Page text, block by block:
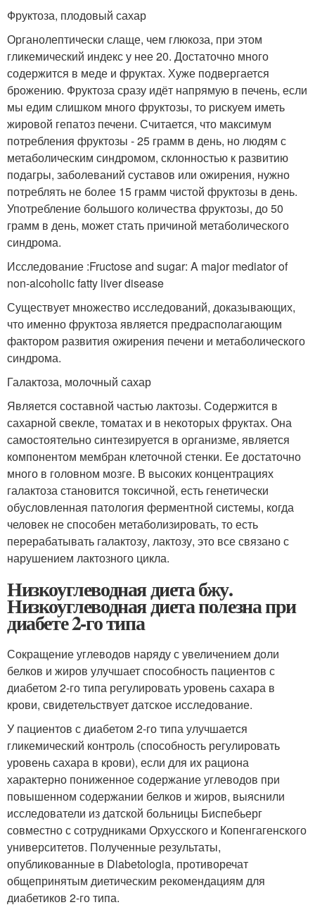
Фруктоза, плодовый сахар
Органолептически слаще, чем глюкоза, при этом
гликемический индекс у нее 20. Достаточно много
содержится в меде и фруктах. Хуже подвергается
брожению. Фруктоза сразу идёт напрямую в печень, если
мы едим слишком много фруктозы, то рискуем иметь
жировой гепатоз печени. Считается, что максимум
потребления фруктозы - 25 грамм в день, но людям с
метаболическим синдромом, склонностью к развитию
подагры, заболеваний суставов или ожирения, нужно
потреблять не более 15 грамм чистой фруктозы в день.
Употребление большого количества фруктозы, до 50
грамм в день, может стать причиной метаболического
синдрома.
Исследование :Fructose and sugar: A major mediator of
non-alcoholic fatty liver disease
Существует множество исследований, доказывающих,
что именно фруктоза является предрасполагающим
фактором развития ожирения печени и метаболического
синдрома.
Галактоза, молочный сахар
Является составной частью лактозы. Содержится в
сахарной свекле, томатах и в некоторых фруктах. Она
самостоятельно синтезируется в организме, является
компонентом мембран клеточной стенки. Ее достаточно
много в головном мозге. В высоких концентрациях
галактоза становится токсичной, есть генетически
обусловленная патология ферментной системы, когда
человек не способен метаболизировать, то есть
перерабатывать галактозу, лактозу, это все связано с
нарушением лактозного цикла.
Низкоуглеводная диета бжу.
Низкоуглеводная диета полезна при
диабете 2-го типа
Сокращение углеводов наряду с увеличением доли
белков и жиров улучшает способность пациентов с
диабетом 2-го типа регулировать уровень сахара в
крови, свидетельствует датское исследование.
У пациентов с диабетом 2-го типа улучшается
гликемический контроль (способность регулировать
уровень сахара в крови), если для их рациона
характерно пониженное содержание углеводов при
повышенном содержании белков и жиров, выяснили
исследователи из датской больницы Биспебьерг
совместно с сотрудниками Орхусского и Копенгагенского
университетов. Полученные результаты,
опубликованные в Diabetologia, противоречат
общепринятым диетическим рекомендациям для
диабетиков 2-го типа.